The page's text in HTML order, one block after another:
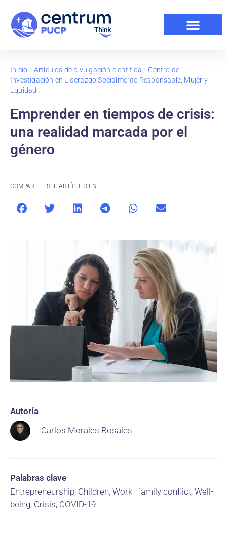
Inicio / Artículos de divulgación científica / Centro de
Investigación en Liderazgo Socialmente Responsable, Mujer y
Equidad /
Emprender en tiempos de crisis:
una realidad marcada por el
género
COMPARTE ESTE ARTÍCULO EN
Autoría
Carlos Morales Rosales
Palabras clave
Entrepreneurship, Children, Work–family conflict, Well-
being, Crisis, COVID-19